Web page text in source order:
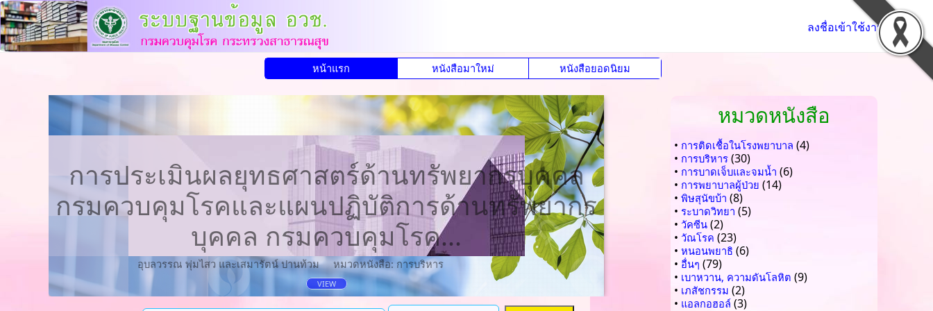
ลงชื่อเข้าใช้งาน
หน้าแรก หนังสือมาใหม่ หนังสือยอดนิยม
การประเมินผลยุทธศาสตร์ด้านทรัพยากรบุคคล
กรมควบคุมโรคและแผนปฏิบัติการด้านทรัพยากร
บุคคล กรมควบคุมโรค...
อุบลวรรณ พุ่มไสว และเสมารัตน์ ปานท้วม หมวดหนังสือ: การบริหาร
VIEW
หมวดหนังสือ
• การติดเชื้อในโรงพยาบาล (4)
• การบริหาร (30)
• การบาดเจ็บและจมน้ำ (6)
• การพยาบาลผู้ป่วย (14)
• พิษสุนัขบ้า (8)
• ระบาดวิทยา (5)
• วัคซีน (2)
• วัณโรค (23)
• หนอนพยาธิ (6)
• อื่นๆ (79)
• เบาหวาน, ความดันโลหิต (9)
• เภสัชกรรม (2)
• แอลกอฮอล์ (3)